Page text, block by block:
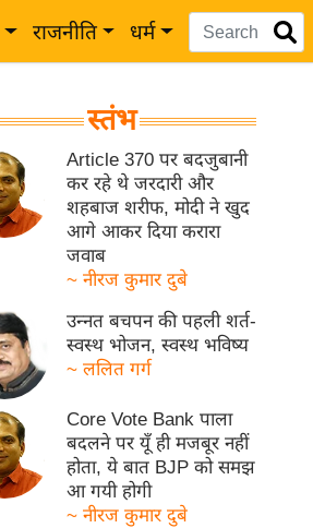
राजनीति धर्म
स्तंभ
Article 370 पर बदजुबानी
कर रहे थे जरदारी और
शहबाज शरीफ, मोदी ने खुद
आगे आकर दिया करारा
जवाब
~ नीरज कुमार दुबे
उन्नत बचपन की पहली शर्त-
स्वस्थ भोजन, स्वस्थ भविष्य
~ ललित गर्ग
Core Vote Bank पाला
बदलने पर यूँ ही मजबूर नहीं
होता, ये बात BJP को समझ
आ गयी होगी
~ नीरज कुमार दुबे